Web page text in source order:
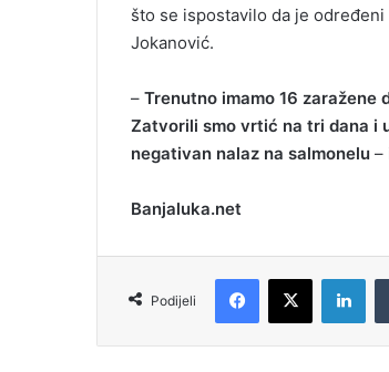
što se ispostavilo da je
Јokanović.
– Trenutno imamo 16 zaražene
Zatvorili smo vrtić na tri dana i
negativan nalaz na salmonelu –
Banjaluka.net
Podijeli